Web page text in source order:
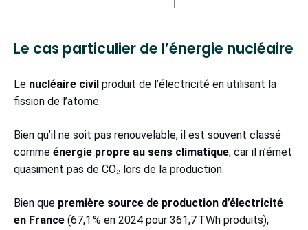
Le cas particulier de l’énergie nucléaire
Le nucléaire civil produit de l’électricité en utilisant la
fission de l’atome.
Bien qu’il ne soit pas renouvelable, il est souvent classé
comme énergie propre au sens climatique, car il n’émet
quasiment pas de CO₂ lors de la production.
Bien que première source de production d’électricité
en France (67,1 % en 2024 pour 361,7 TWh produits),